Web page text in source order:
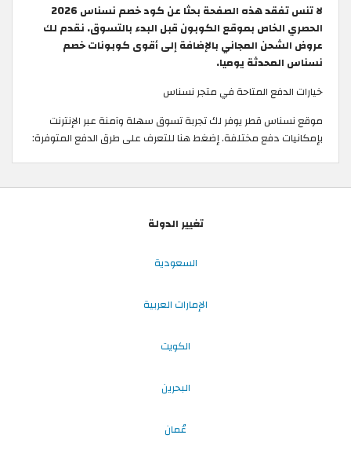
لا تنس تفقد هذه الصفحة بحثا عن كود خصم نسناس 2026
الحصري الخاص بموقع الكوبون قبل البدء بالتسوق. نقدم لك
عروض الشحن المجاني بالإضافة إلى أقوى كوبونات خصم
نسناس المحدثة يوميا.
خيارات الدفع المتاحة في متجر نسناس
موقع نسناس قطر يوفر لك تجربة تسوق سهلة وآمنة عبر الإنترنت
بإمكانيات دفع مختلفة. إضغط هنا للتعرف على طرق الدفع المتوفرة:
تغيير الدولة
السعودية
الإمارات العربية
الكويت
البحرين
عُمان